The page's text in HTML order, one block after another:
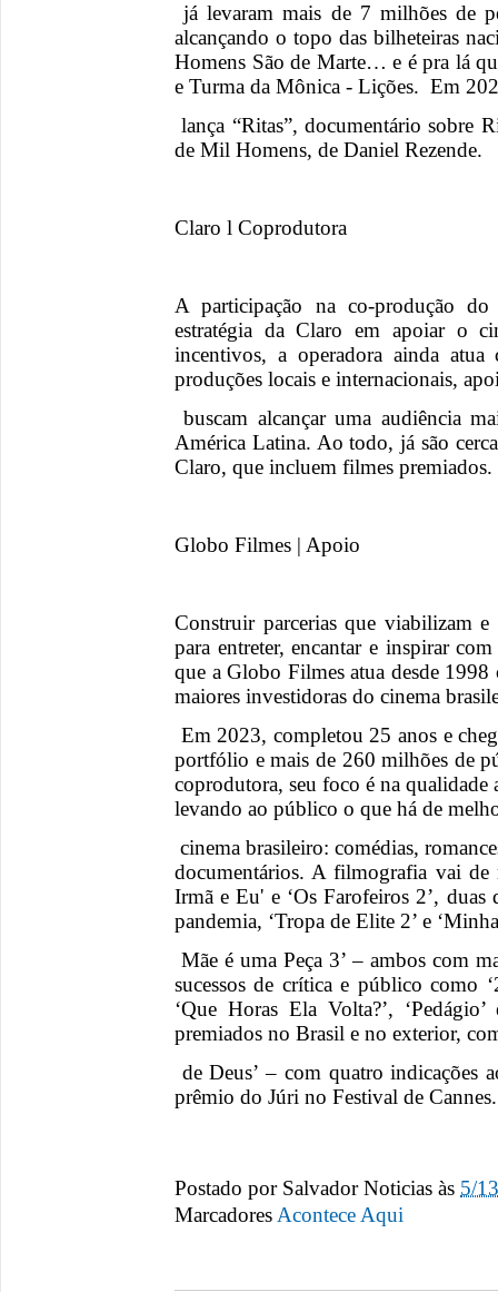
já levaram mais de 7 milhões de
alcançando o topo das bilheteiras
Homens São de Marte… e é pra lá
e Turma da Mônica - Lições. Em
lança “Ritas”, documentário sobre
de Mil Homens, de Daniel Rezende.
Claro l Coprodutora
A participação na co-produção
estratégia da Claro em apoiar o
incentivos, a operadora ainda
produções locais e internacionais,
buscam alcançar uma audiência
América Latina. Ao todo, já são
Claro, que incluem filmes premiados.
Globo Filmes | Apoio
Construir parcerias que viabilizam
para entreter, encantar e inspirar
que a Globo Filmes atua desde
maiores investidoras do cinema
Em 2023, completou 25 anos e
portfólio e mais de 260 milhões de
coprodutora, seu foco é na qualidade
levando ao público o que há de
cinema brasileiro: comédias,
documentários. A filmografia vai
Irmã e Eu' e ‘Os Farofeiros 2’, duas
pandemia, ‘Tropa de Elite 2’ e ‘Minha
Mãe é uma Peça 3’ – ambos com
sucessos de crítica e público como
‘Que Horas Ela Volta?’,
premiados no Brasil e no exterior,
de Deus’ – com quatro indicações
prêmio do Júri no Festival de
Postado por Salvador Noticias às 5/
MarcadoresAcontece Aqui